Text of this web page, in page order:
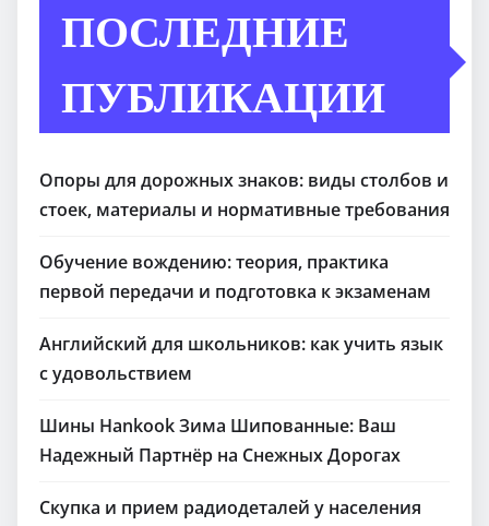
ПОСЛЕДНИЕ
ПУБЛИКАЦИИ
Опоры для дорожных знаков: виды столбов и
стоек, материалы и нормативные требования
Обучение вождению: теория, практика
первой передачи и подготовка к экзаменам
Английский для школьников: как учить язык
с удовольствием
Шины Hankook Зима Шипованные: Ваш
Надежный Партнёр на Снежных Дорогах
Скупка и прием радиодеталей у населения